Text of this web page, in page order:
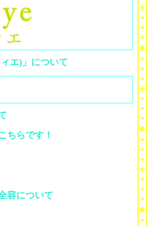
エ)」について
ちらです！
容について